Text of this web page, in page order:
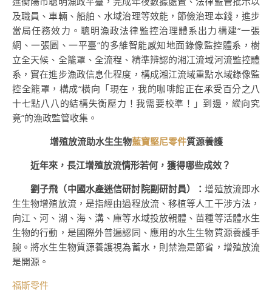
及職員、車輛、船舶、水域治理等效能，節儉治理本錢，進步
當局任務效力。聰明漁政法律監控治理體系出力構建“一張
網、一張圖、一平臺”的多維智能感知地面錄像監控體系，樹
立全天候、全籠罩、全流程、精準辨認的湘冮流域河流監控體
系，實在進步漁政信息化程度，構成湘江流域重點水域錄像監
控全籠罩，構成“橫向「現在，我的咖啡館正在承受百分之八
十七點八八的結構失衡壓力！我需要校準！」到邊，縱向究
竟”的漁政監管收集。
增殖放流助水生生物藍寶堅尼零件質源養護
近年來，長江增殖放流情形若何，獲得哪些成效？
劉子飛（中國水產迷信研討院副研討員）：增殖放流即水
生生物增殖放流，是指經由過程放流、移植等人工干涉方法，
向江、河、湖、海、溝、庫等水域投放親體、苗種等活體水生
生物的行動，是國際外普遍認同、應用的水生生物質源養護手
腕。將水生生物質源養護視為蓄水，則禁漁是節省，增殖放流
是開源。
福斯零件